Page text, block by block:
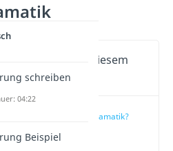
Inhalte in diesem
Was ist Dramatik?
(00:16)
schreiben
04:22
Beispiel